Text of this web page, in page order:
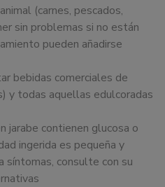
(carnes, pescados,
sin problemas si no están
pueden añadirse
bebidas comerciales de
y todas aquellas edulcoradas
jarabe contienen glucosa o
ingerida es pequeña y
síntomas, consulte con su